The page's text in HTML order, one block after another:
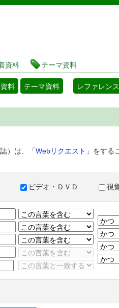
書検索・予約システム
資料 テーマ資料
料 テーマ資料 レファレン
）は、「Webリクエスト 」をする
ビデオ・ＤＶＤ 視